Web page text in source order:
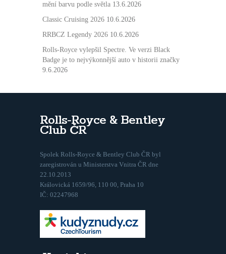
mění barvu podle světla 13.6.2026
Classic Cruising 2026 10.6.2026
RRBCZ Legendy 2026 10.6.2026
Rolls-Royce vylepšil Spectre. Ve verzi Black
Badge je to nejvýkonnější auto v historii značky
9.6.2026
Rolls-Royce & Bentley
Club ČR
Spolek Rolls-Royce & Bentley Club ČR byl
zaregistrován u Ministerstva Vnitra ČR dne
22.10.2013
Královická 1659/96, 110 00, Praha 10
IČ: 02247968